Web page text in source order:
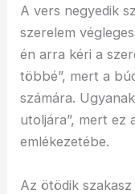
A vers negyedik
szerelem
én arra kéri a
többé”, mert a
számára.
utoljára”, mert ez
emlékezetébe.
Az ötödik